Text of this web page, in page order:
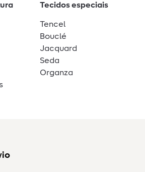
Tecidos especiais
Tencel
Bouclé
Jacquard
Seda
Organza